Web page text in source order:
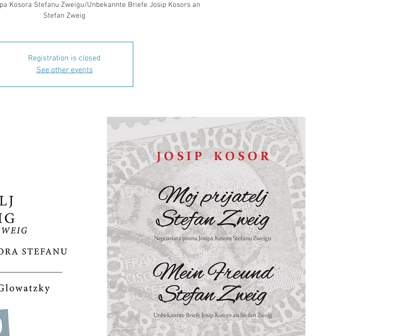
Kosora Stefanu Zweigu/Unbekannte Briefe Josip Kosors an
Registration is closed
See other events